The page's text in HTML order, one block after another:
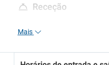
Receção
Receção 24 horas
Entretenimento
Mais